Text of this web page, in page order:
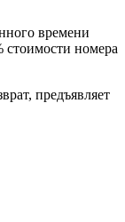
времени
стоимости номера
предъявляет